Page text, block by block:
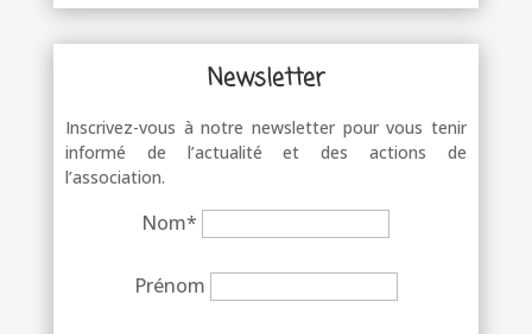
Newsletter
Inscrivez-vous à notre newsletter pour vous tenir
informé de l’actualité et des actions de
l’association.
Nom*
Prénom